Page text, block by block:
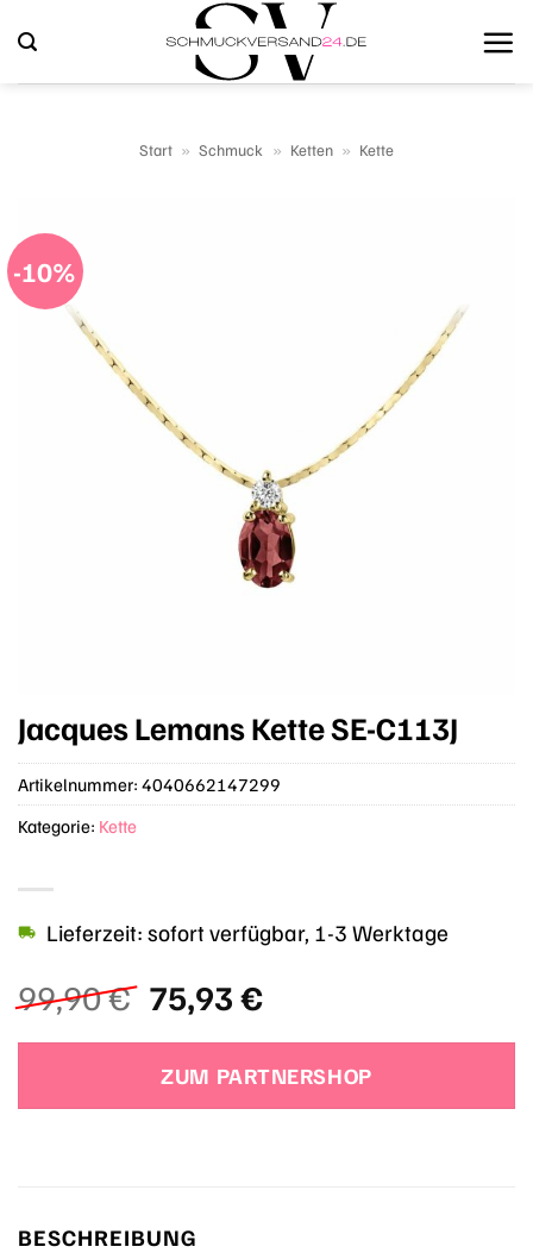
Inhalt
springen
Start » Schmuck » Ketten » Kette
-10%
Jacques Lemans Kette SE-C113J
99,90€ Ursprünglicher
Preis
war:
99,90 €
75,93€Aktueller
ist:
75,93 €.
Lieferzeit: sofort verfügbar, 1-3 Werktage
ZUM PARTNERSHOP
Artikelnummer: 4040662147299
Kategorie: Kette
BESCHREIBUNG